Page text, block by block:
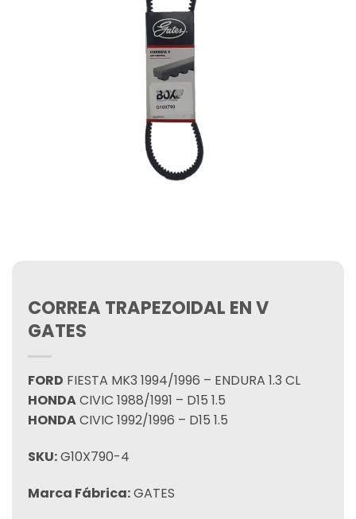
CORREA TRAPEZOIDAL EN V
GATES
FORD FIESTA MK3 1994/1996 – ENDURA 1.3 CL
HONDACIVIC 1988/1991 – D15 1.5
HONDACIVIC 1992/1996 – D15 1.5
SKU:G10X790-4
Marca Fábrica:GATES